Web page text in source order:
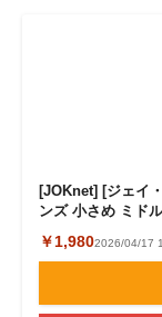
[JOKnet] [ジェイ
ンズ 小さめ ミド
￥1,9802026/04/17